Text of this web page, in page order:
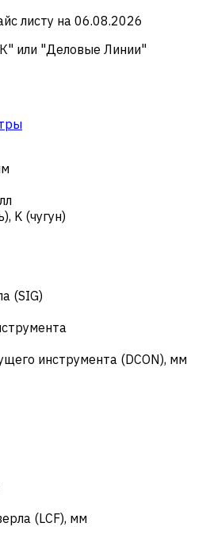
листу на 06.08.2026
или "Деловые Линии"
, K (чугун)
(SIG)
инструмента (DCON), мм
(LCF), мм